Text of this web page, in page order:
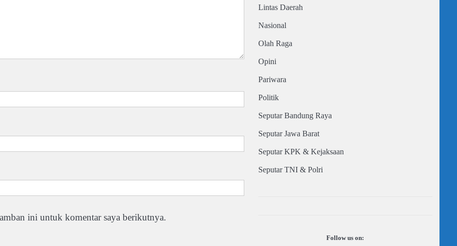
ini untuk komentar saya berikutnya.
Lintas Daerah
Nasional
Olah Raga
Opini
Pariwara
Politik
Seputar Bandung Raya
Seputar Jawa Barat
Seputar KPK & Kejaksaan
Seputar TNI & Polri
Follow us on: